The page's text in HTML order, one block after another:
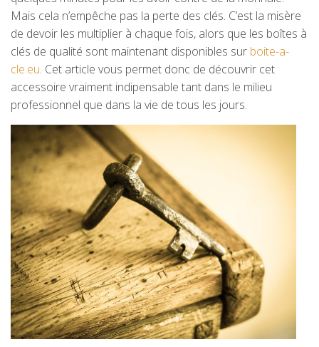
Mais cela n’empêche pas la perte des clés. C’est la misère
de devoir les multiplier à chaque fois, alors que les boîtes à
clés de qualité sont maintenant disponibles sur boite-a-
cle.eu. Cet article vous permet donc de découvrir cet
accessoire vraiment indipensable tant dans le milieu
professionnel que dans la vie de tous les jours.